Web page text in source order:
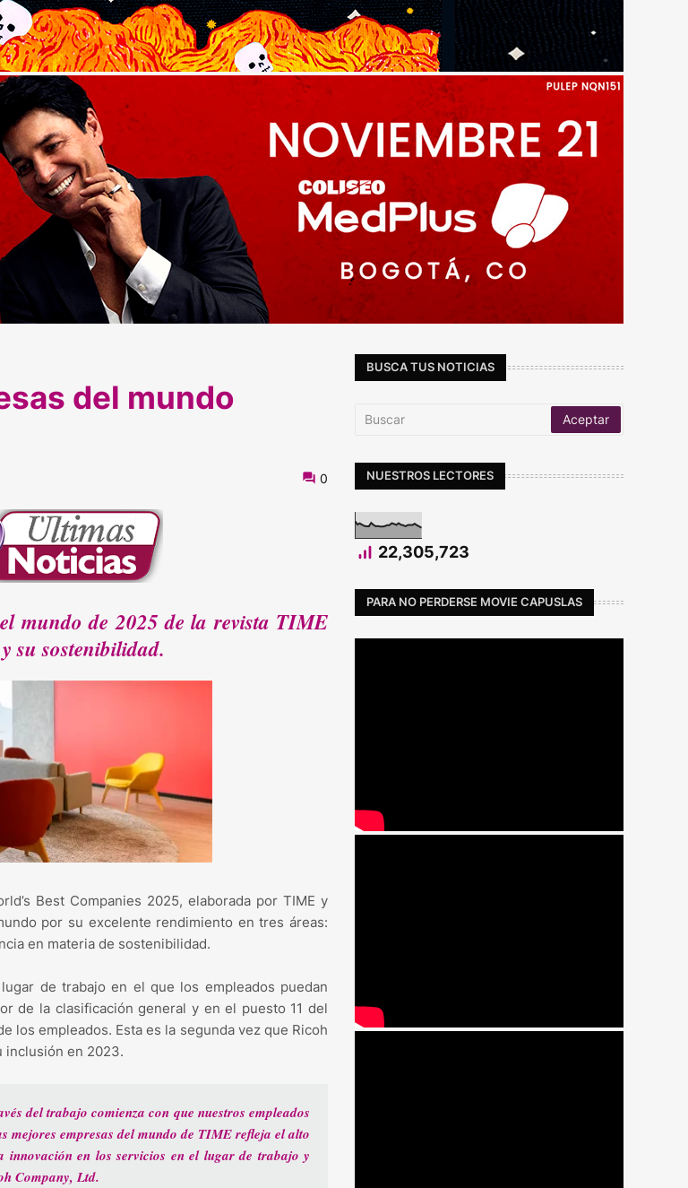
del mundo
0
mundo de 2025 de la revista TIME
su sostenibilidad.
Best Companies 2025, elaborada por TIME y
por su excelente rendimiento en tres áreas:
en materia de sostenibilidad.
de trabajo en el que los empleados puedan
de la clasificación general y en el puesto 11 del
los empleados. Esta es la segunda vez que Ricoh
inclusión en 2023.
del trabajo comienza con que nuestros empleados
mejores empresas del mundo de TIME refleja el alto
innovación en los servicios en el lugar de trabajo y
Company, Ltd.
BUSCA TUS NOTICIAS
NUESTROS LECTORES
22,305,723
PARA NO PERDERSE MOVIE CAPUSLAS